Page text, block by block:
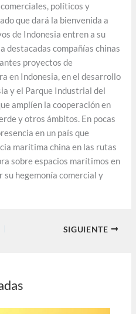
políticos y
que dará la bienvenida a
de Indonesia entren a su
destacadas compañías chinas
proyectos de
en Indonesia, en el desarrollo
y el Parque Industrial del
amplíen la cooperación en
y otros ámbitos. En pocas
en un país que
marítima china en las rutas
sobre espacios marítimos en
su hegemonía comercial y
SIGUIENTE